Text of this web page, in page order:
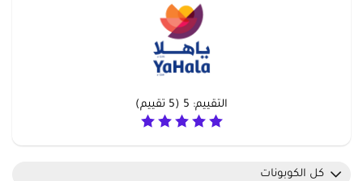
التقييم: 5
(
5 تقييم)
كل الكوبونات